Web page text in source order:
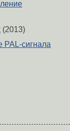
(2013)
PAL-сигнала